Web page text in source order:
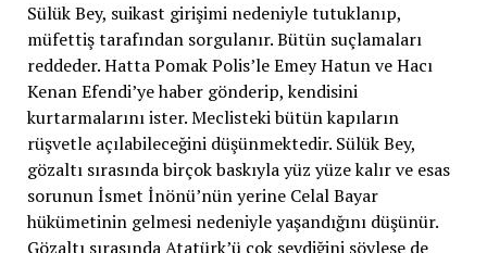
Sülük Bey, suikast girişimi nedeniyle tutuklanıp,
müfettiş tarafından sorgulanır. Bütün suçlamaları
reddeder. Hatta Pomak Polis’le Emey Hatun ve Hacı
Kenan Efendi’ye haber gönderip, kendisini
kurtarmalarını ister. Meclisteki bütün kapıların
rüşvetle açılabileceğini düşünmektedir. Sülük Bey,
gözaltı sırasında birçok baskıyla yüz yüze kalır ve esas
sorunun İsmet İnönü’nün yerine Celal Bayar
hükümetinin gelmesi nedeniyle yaşandığını düşünür.
Gözaltı sırasında Atatürk’ü çok sevdiğini söylese de